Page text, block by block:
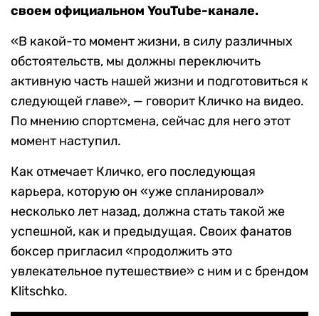
своем официальном YouTube-канале.
«В какой-то момент жизни, в силу различных
обстоятельств, мы должны переключить
активную часть нашей жизни и подготовиться к
следующей главе», — говорит Кличко на видео.
По мнению спортсмена, сейчас для него этот
момент наступил.
Как отмечает Кличко, его последующая
карьера, которую он «уже спланировал»
несколько лет назад, должна стать такой же
успешной, как и предыдущая. Своих фанатов
боксер пригласил «продолжить это
увлекательное путешествие» с ним и с брендом
Klitschko.